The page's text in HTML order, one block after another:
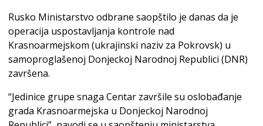
Rusko Ministarstvo odbrane saopštilo je danas da je
operacija uspostavljanja kontrole nad
Krasnoarmejskom (ukrajinski naziv za Pokrovsk) u
samoproglašenoj Donjeckoj Narodnoj Republici (DNR)
završena.
“Jedinice grupe snaga Centar završile su oslobađanje
grada Krasnoarmejska u Donjeckoj Narodnoj